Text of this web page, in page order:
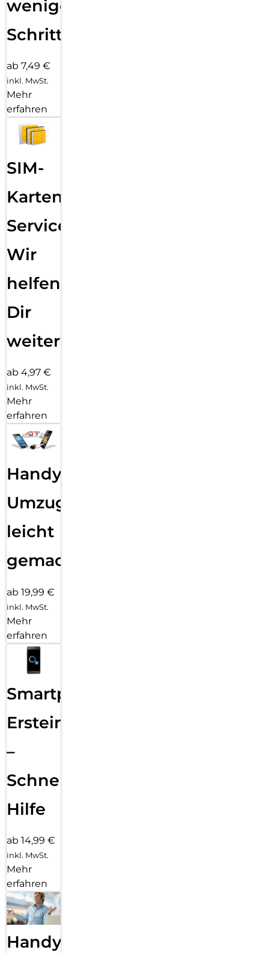
wenigen
Schritten
ab 7,49 €
inkl. MwSt.
Mehr
erfahren
SIM-
Karten
Service:
Wir
helfen
Dir
weiter
ab 4,97 €
inkl. MwSt.
Mehr
erfahren
Handy
Umzug
leicht
gemacht!
ab 19,99 €
inkl. MwSt.
Mehr
erfahren
Smartphone
Ersteinrichtung
–
Schnelle
Hilfe
ab 14,99 €
inkl. MwSt.
Mehr
erfahren
Handy